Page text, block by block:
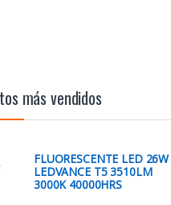
más vendidos
FLUORESCENTE LED 26W
LEDVANCE T5 3510LM
3000K 40000HRS